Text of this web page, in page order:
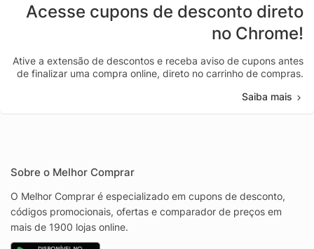
Acesse cupons de desconto direto
no Chrome!
Ative a extensão de descontos e receba aviso de cupons antes
de finalizar uma compra online, direto no carrinho de compras.
Saiba mais
Sobre o Melhor Comprar
O Melhor Comprar é especializado em cupons de desconto,
códigos promocionais, ofertas e comparador de preços em
mais de 1900 lojas online.